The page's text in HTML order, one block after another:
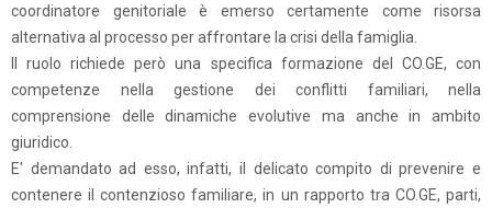
coordinatore genitoriale è emerso certamente come risorsa
alternativa al processo per affrontare la crisi della famiglia.
Il ruolo richiede però una specifica formazione del CO.GE, con
competenze nella gestione dei conflitti familiari, nella
comprensione delle dinamiche evolutive ma anche in ambito
giuridico.
E' demandato ad esso, infatti, il delicato compito di prevenire e
contenere il contenzioso familiare, in un rapporto tra CO.GE, parti,